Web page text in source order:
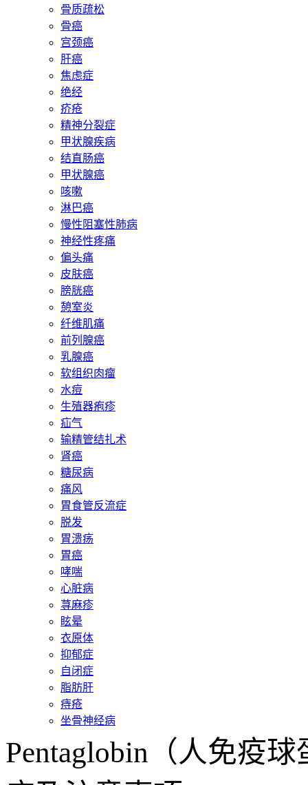
骨质疏松
骨癌
宫颈癌
肝癌
焦虑症
绝经
疥疮
精神分裂症
甲状腺疾病
结直肠癌
甲状腺癌
咳嗽
淋巴癌
慢性阻塞性肺病
神经性疼痛
偏头痛
皮肤癌
膀胱癌
憩室炎
纤维肌痛
前列腺癌
乳腺癌
软组织肉瘤
水痘
生殖器疱疹
疝气
输精管结扎术
肾癌
糖尿病
痛风
胃食管反流症
脱发
胃溃疡
胃癌
哮喘
心脏病
荨麻疹
眩晕
衣原体
抑郁症
自闭症
脂肪肝
痔疮
坐骨神经病
Pentaglobin（人免疫